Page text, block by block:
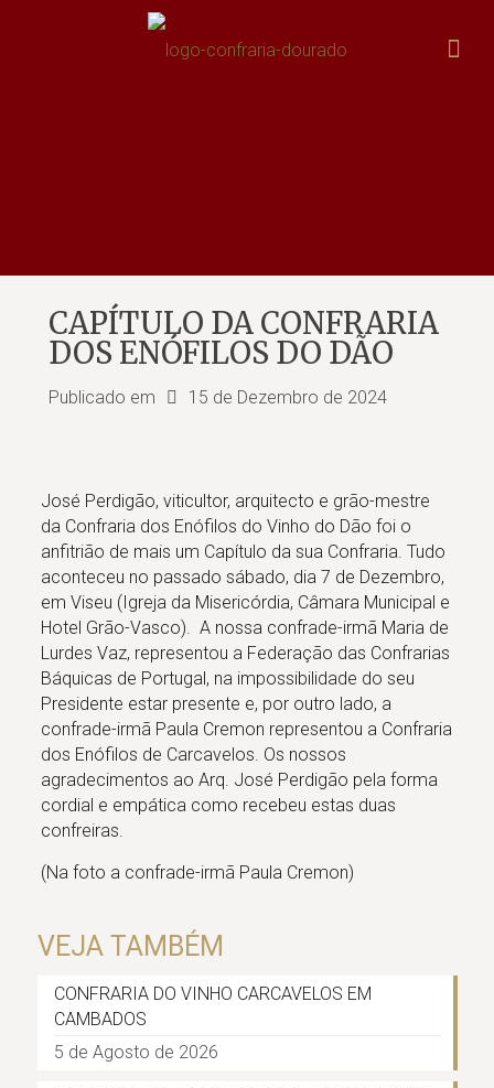
CAPÍTULO DA CONFRARIA
DOS ENÓFILOS DO DÃO
Publicado em 15 de Dezembro de 2024
José Perdigão, viticultor, arquitecto e grão-mestre
da Confraria dos Enófilos do Vinho do Dão foi o
anfitrião de mais um Capítulo da sua Confraria. Tudo
aconteceu no passado sábado, dia 7 de Dezembro,
em Viseu (Igreja da Misericórdia, Câmara Municipal e
Hotel Grão-Vasco). A nossa confrade-irmã Maria de
Lurdes Vaz, representou a Federação das Confrarias
Báquicas de Portugal, na impossibilidade do seu
Presidente estar presente e, por outro lado, a
confrade-irmã Paula Cremon representou a Confraria
dos Enófilos de Carcavelos. Os nossos
agradecimentos ao Arq. José Perdigão pela forma
cordial e empática como recebeu estas duas
confreiras.
(Na foto a confrade-irmã Paula Cremon)
VEJA TAMBÉM
CONFRARIA DO VINHO CARCAVELOS EM
CAMBADOS
5 de Agosto de 2026